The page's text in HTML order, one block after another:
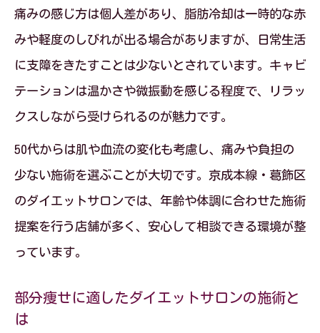
痛みの感じ方は個人差があり、脂肪冷却は一時的な赤
みや軽度のしびれが出る場合がありますが、日常生活
に支障をきたすことは少ないとされています。キャビ
テーションは温かさや微振動を感じる程度で、リラッ
クスしながら受けられるのが魅力です。
50代からは肌や血流の変化も考慮し、痛みや負担の
少ない施術を選ぶことが大切です。京成本線・葛飾区
のダイエットサロンでは、年齢や体調に合わせた施術
提案を行う店舗が多く、安心して相談できる環境が整
っています。
部分痩せに適したダイエットサロンの施術と
は